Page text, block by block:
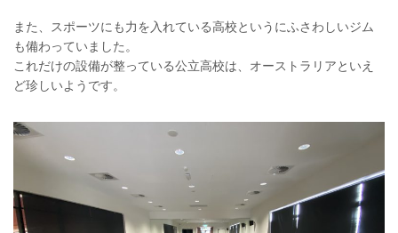
また、スポーツにも力を入れている高校というにふさわしいジム
も備わっていました。
これだけの設備が整っている公立高校は、オーストラリアといえ
ど珍しいようです。